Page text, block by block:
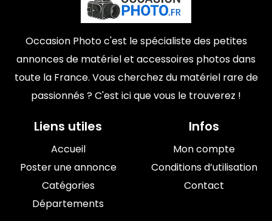
Occasion Photo c'est le spécialiste des petites
annonces de matériel et accessoires photos dans
toute la France. Vous cherchez du matériel rare de
passionnés ? C'est ici que vous le trouverez !
Liens utiles
Accueil
Poster une annonce
Catégories
Départements
Infos
Mon compte
Conditions d’utilisation
Contact